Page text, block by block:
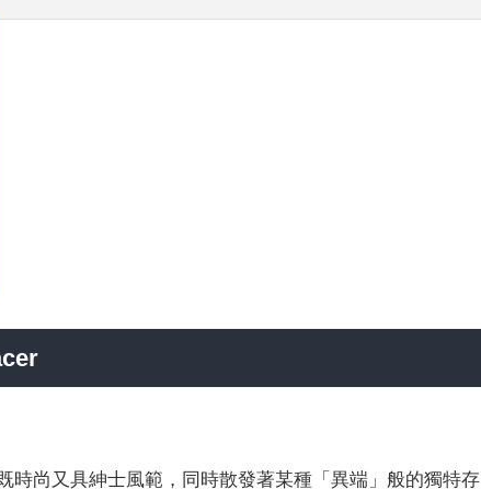
時尚又具紳士風範，同時散發著某種「異端」般的獨特存